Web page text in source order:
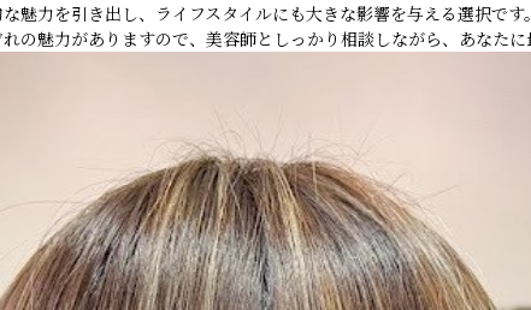
魅力を引き出し、ライフスタイルにも大きな影響を与える選択で
の魅力がありますので、美容師としっかり相談しながら、あなた